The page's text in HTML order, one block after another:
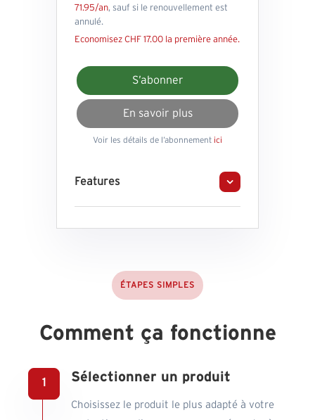
71.95/an, sauf si le renouvellement est
annulé.
Economisez CHF 17.00 la première année.
S’abonner
En savoir plus
Voir les détails de l’abonnement ici
Features
ÉTAPES SIMPLES
Comment ça fonctionne
Sélectionner un produit
Choisissez le produit le plus adapté à votre